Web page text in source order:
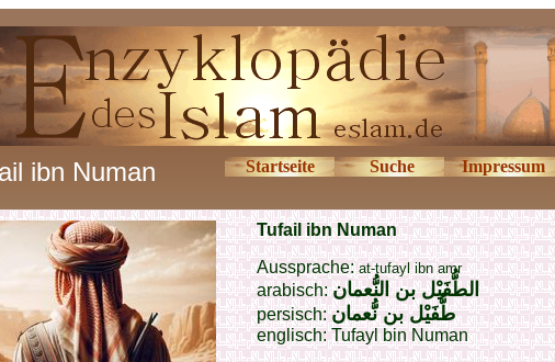
ibn Numan Startseite Suche Impressum
Tufail ibn Numan
Aussprache:at-tufayl ibn amr
arabisch:الطُّفَيْل بن النُّعمان
persisch:طُّفَيْل بن نُّعمان
englisch: Tufayl bin Numan